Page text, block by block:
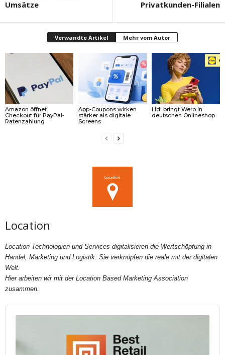
Umsätze
Privatkunden-Filialen
Verwandte Artikel Mehr vom Autor
Amazon öffnet
Checkout für PayPal-
Ratenzahlung
App-Coupons wirken
stärker als digitale
Screens
Lidl bringt Wero in
deutschen Onlineshop
Location
Location Technologien und Services digitalisieren die Wertschöpfung in
Handel, Marketing und Logistik. Sie verknüpfen die reale mit der digitalen
Welt.
Hier arbeiten wir mit der Location Based Marketing Association
zusammen.
Audio
Player